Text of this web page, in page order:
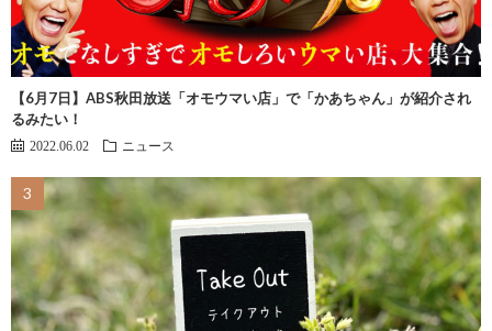
【6月7日】ABS秋田放送「オモウマい店」で「かあちゃん」が紹介され
るみたい！
2022.06.02 ニュース